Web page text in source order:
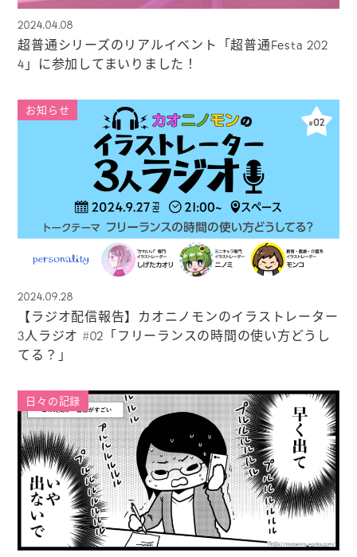
2024.04.08
超普通シリーズのリアルイベント「超普通Festa 202
4」に参加してまいりました！
お知らせ
2024.09.28
【ラジオ配信報告】カオニノモンのイラストレーター
3人ラジオ #02「フリーランスの時間の使い方どうし
てる？」
日々の記録